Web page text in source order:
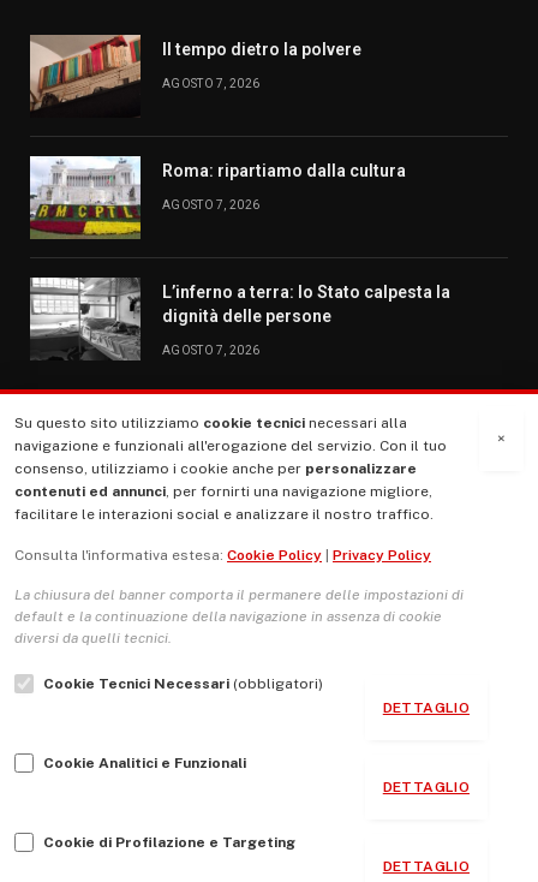
Il tempo dietro la polvere
AGOSTO 7, 2026
Roma: ripartiamo dalla cultura
AGOSTO 7, 2026
L’inferno a terra: lo Stato calpesta la
dignità delle persone
AGOSTO 7, 2026
MENU
La Nostra Storia
Le Copertine
L’Associazione
Indirizzo Socio Politico Culturale
Guida per le autrici e gli autori
×
Su questo sito utilizziamo cookie tecnici necessari alla
navigazione e funzionali all'erogazione del servizio. Con il tuo
consenso, utilizziamo i cookie anche per personalizzare
contenuti ed annunci, per fornirti una navigazione migliore,
facilitare le interazioni social e analizzare il nostro traffico.
Consulta l'informativa estesa: Cookie Policy Privacy Policy
La chiusura del banner comporta il permanere delle impostazioni di
default e la continuazione della navigazione in assenza di cookie
diversi da quelli tecnici.
Cookie Tecnici Necessari (obbligatori)
DETTAGLIO
Cookie Analitici e Funzionali
DETTAGLIO
Cookie di Profilazione e Targeting
DETTAGLIO